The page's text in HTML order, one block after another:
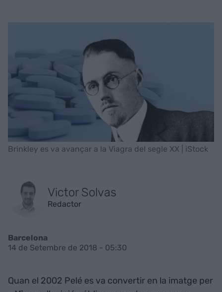
Brinkley es va avançar a la Viagra del segle XX | iStock
Victor Solvas
Redactor
Barcelona
14 de Setembre de 2018 - 05:30
Quan el 2002 Pelé es va convertir en la imatge per